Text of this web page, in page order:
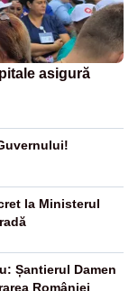
asigură
la Ministerul
Șantierul Damen
României